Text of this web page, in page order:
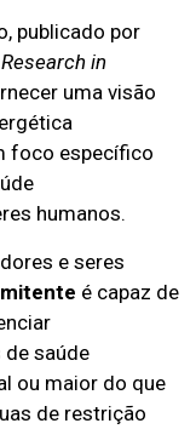
publicado por
Research in
uma visão
foco específico
humanos.
e seres
é capaz de
saúde
ou maior do que
de restrição